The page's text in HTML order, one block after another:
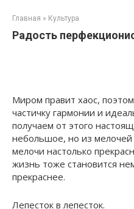
Главная » Культура
Радость
Миром правит хаос,
частичку гармонии и
получаем от этого
небольшое, но из мелочей
мелочи настолько
жизнь тоже становится
прекраснее.
Лепесток в лепесток.